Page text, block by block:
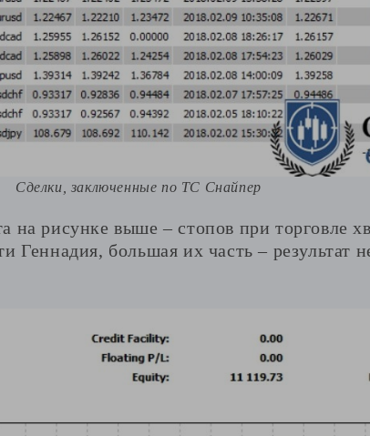
Сделки, заключенные по ТС Снайпер
на рисунке выше – стопов при торговле
Геннадия, большая их часть – результат